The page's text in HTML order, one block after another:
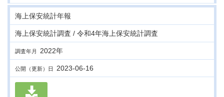
海上保安統計年報
海上保安統計調査 / 令和4年海上保安統計調査
調査年月 2022年
公開（更新）日 2023-06-16